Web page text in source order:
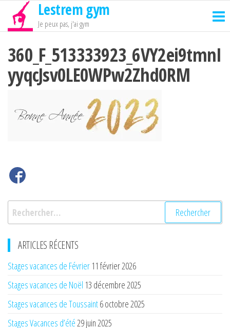
Passer
contenu
Lestrem gym
Je peux pas, j'ai gym
360_F_513333923_6VY2ei9tmnI
yyqcJsv0LE0WPw2Zhd0RM
Rechercher :
ARTICLES RÉCENTS
Stages vacances de Février 11 février 2026
Stages vacances de Noël 13 décembre 2025
Stages vacances de Toussaint6 octobre 2025
Stages Vacances d’été29 juin 2025